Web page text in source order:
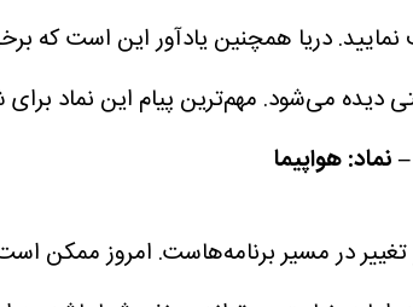
دریا همچنین یادآور این است که
دیده می‌شود. مهم‌ترین پیام این نماد
نماد: هواپیما
در مسیر برنامه‌هاست. امروز ممکن